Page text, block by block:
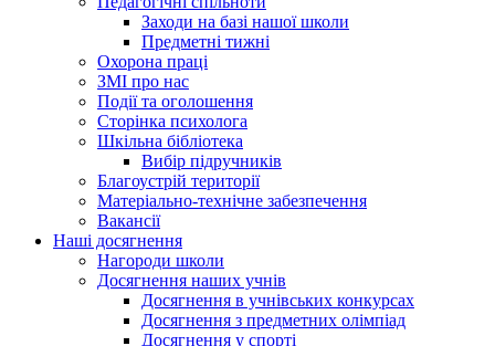
Заходи на базі нашої школи
Предметні тижні
Охорона праці
ЗМІ про нас
Події та оголошення
Сторінка психолога
Шкільна бібліотека
Вибір підручників
Благоустрій території
Матеріально-технічне забезпечення
Вакансії
Наші досягнення
Нагороди школи
Досягнення наших учнів
Досягнення в учнівських конкурсах
Досягнення з предметних олімпіад
Досягнення у спорті